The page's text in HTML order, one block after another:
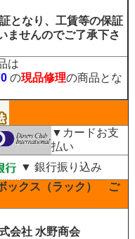
となり、工賃等の保証
ませんのでご了承下さ
は
の現品修理の商品とな
▼カードお支
払い
▼ 銀行振り込み
ックス（ラック） ご
会社 水野商会